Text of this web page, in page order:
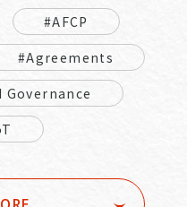
#AFCP
#Agreements
Governance